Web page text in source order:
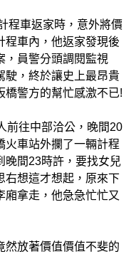
程車返家時，意外將價
程車內，他返家發現後
，員警分頭調閱監視
駛，終於讓史上最昂貴
橋警方的幫忙感激不已!
前往中部洽公，晚間20
火車站外攔了一輛計程
晚間23時許，要找女兒
右想這才想起，原來下
廂拿走，他急急忙忙又
然放著價值價值不斐的